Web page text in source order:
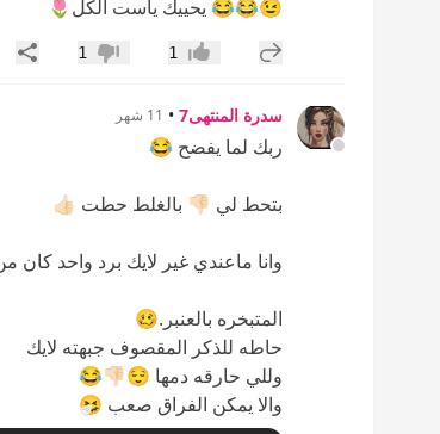
😉😂😂 يحييك ياست الكل🌷
إضافة رد جديد
إعجاب1 عدم إعجاب
1
سدرة المنتهى7 • 11 شهر
ربك لما يفضح 😂
بتحط لي 👎🏻 بالغلط حطت 👍🏻
وانا ماعندي غير لايك برد واحد كان
المتبخره بالعنبر.🥴
حاطه للذكر المقصوف جبهته لايك
وللي حارقه دمها 😌👎🏻😂
والا يمكن الفراق صعب 🤧